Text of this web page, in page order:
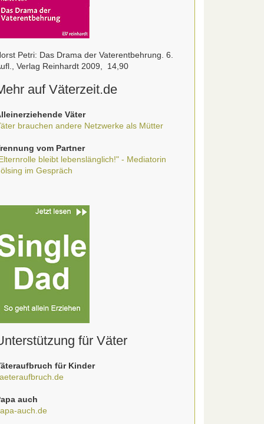
Petri: Das Drama der Vaterentbehrung. 6.
Verlag Reinhardt 2009,  14,90
auf Väterzeit.de
Väter
brauchen andere Netzwerke als Mütter
vom Partner
bleibt lebenslänglich!" - Mediatorin
im Gespräch
für Väter
für Kinder
auch
auch.de